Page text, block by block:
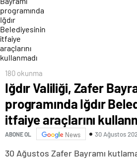
180 okunma
Iğdır Valiliği, Zafer
programında Iğdır
itfaiye araçlarını
ABONE OL News 30 Ağustos
30 Ağustos Zafer Bayramı